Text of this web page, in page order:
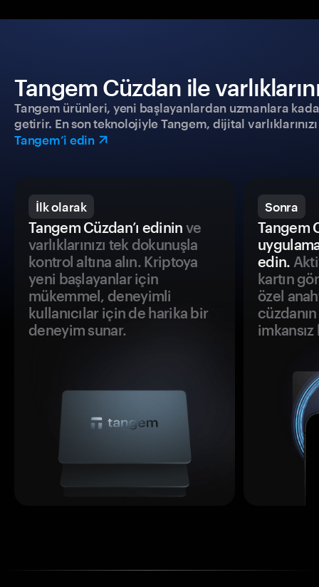
Tangem Cüzdan ile
Tangem ürünleri, yeni başlayanlardan uzmanlara
getirir. En son teknolojiyle Tangem, dijital
Tangem’i edin
İlk olarak
Tangem Cüzdan’ı edinin ve
varlıklarınızı tek dokunuşla
kontrol altına alın. Kriptoya
yeni başlayanlar için
mükemmel, deneyimli
kullanıcılar için de harika bir
deneyim sunar.
Sonra
Tangem
edin.
kartın
özel